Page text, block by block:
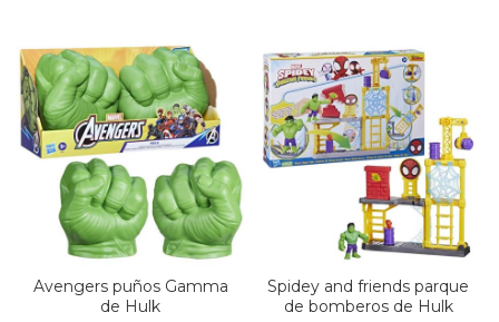
Avengers puños Gamma
de Hulk
Spidey and friends parque
de bomberos de Hulk